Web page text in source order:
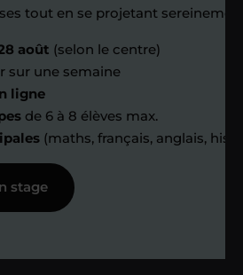
des
réguliers
travail et les progrès
et moi-
des points et
tout en se projetant
août (selon le centre)
sur une semaine
ligne
de 6 à 8 élèves max.
(maths, français, anglais,
stage